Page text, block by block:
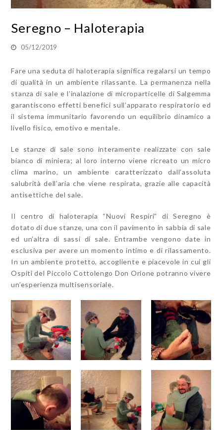
Seregno – Haloterapia
05/12/2019
Fare una seduta di haloterapia significa regalarsi un tempo
di qualità in un ambiente rilassante. La permanenza nella
stanza di sale e l’inalazione di microparticelle di Salgemma
garantiscono effetti benefici sull’apparato respiratorio ed
il sistema immunitario favorendo un equilibrio dinamico a
livello fisico, emotivo e mentale.
Le stanze di sale sono interamente realizzate con sale
bianco di miniera; al loro interno viene ricreato un micro
clima marino, un ambiente caratterizzato dall’assoluta
salubrità dell’aria che viene respirata, grazie alle capacità
antisettiche del sale.
Il centro di haloterapia “Nuovi Respiri” di Seregno è
dotato di due stanze, una con il pavimento in sabbia di sale
ed un’altra di sassi di sale. Entrambe vengono date in
esclusiva per avere un momento intimo e di rilassamento.
In un ambiente protetto, accogliente e piacevole in cui gli
Ospiti del Piccolo Cottolengo Don Orione potranno vivere
un’esperienza multisensoriale.